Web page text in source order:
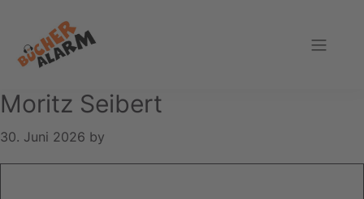
Hauptnavigation
springen
springen
Fußzeile
springen
Moritz Seibert
30. Juni 2026 by